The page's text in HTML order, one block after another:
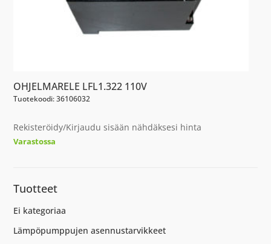
OHJELMARELE LFL1.322 110V
Tuotekoodi: 36106032
Rekisteröidy/Kirjaudu sisään nähdäksesi hinta
Varastossa
Tuotteet
Ei kategoriaa
Lämpöpumppujen asennustarvikkeet